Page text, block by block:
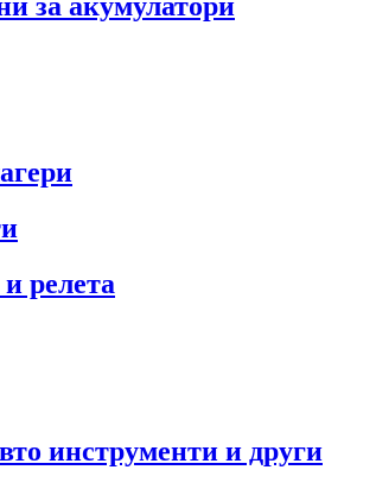
релета
инструменти и други